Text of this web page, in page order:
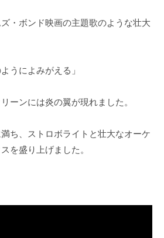
・ボンド映画の主題歌のような壮大
うによみがえる」
ーンには炎の翼が現れました。
ち、ストロボライトと壮大なオーケ
を盛り上げました。